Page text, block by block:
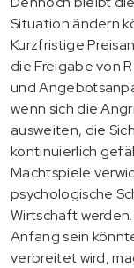
Situation ändern
Kurzfristige
die Freigabe von
und
wenn sich die
ausweiten, die
kontinuierlich
Machtspiele
psychologische
Wirtschaft
Anfang sein
verbreitet wird,